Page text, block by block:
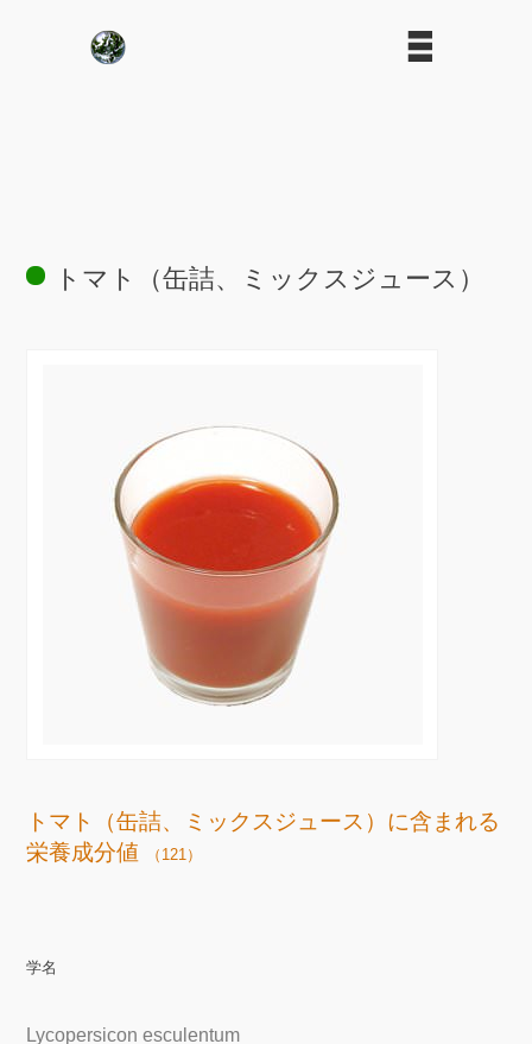
トマト（缶詰、ミックスジュース）
トマト（缶詰、ミックスジュース）に含まれる
栄養成分値
（121）
学名
Lycopersicon esculentum